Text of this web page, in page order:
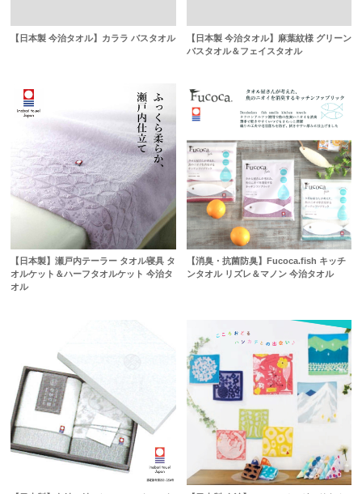
【日本製 今治タオル】カララ バスタオル
【日本製 今治タオル】麻葉紋様 グリーン
バスタオル＆フェイスタオル
【日本製】瀬戸内テーラー タオル寝具 タ
オルケット＆ハーフタオルケット 今治タ
オル
【消臭・抗菌防臭】Fucoca.fish キッチ
ンタオル リズレ＆マノン 今治タオル